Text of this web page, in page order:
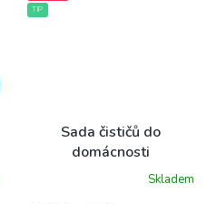
TIP
Sada čističů do
domácnosti
Skladem